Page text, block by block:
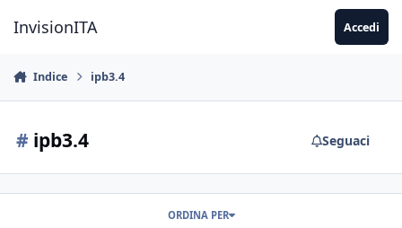
InvisionITA Accedi
Indice ipb3.4
# ipb3.4 Seguaci
ORDINA PER